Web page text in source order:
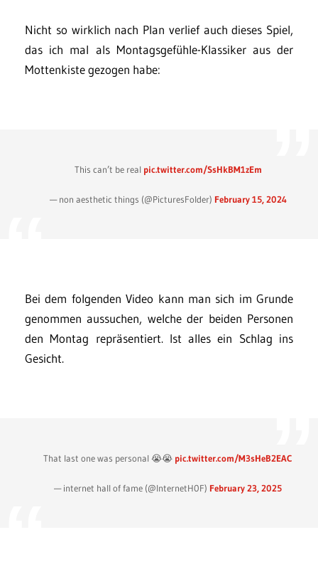
Nicht so wirklich nach Plan verlief auch dieses Spiel,
das ich mal als Montagsgefühle-Klassiker aus der
Mottenkiste gezogen habe:
This can’t be real pic.twitter.com/SsHkBM1zEm
— non aesthetic things (@PicturesFoIder) February 15, 2024
Bei dem folgenden Video kann man sich im Grunde
genommen aussuchen, welche der beiden Personen
den Montag repräsentiert. Ist alles ein Schlag ins
Gesicht.
That last one was personal 😭😭 pic.twitter.com/M3sHeB2EAC
— internet hall of fame (@InternetH0F) February 23, 2025